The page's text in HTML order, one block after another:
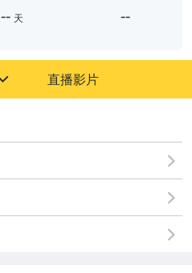
-- 天 --
直播影片